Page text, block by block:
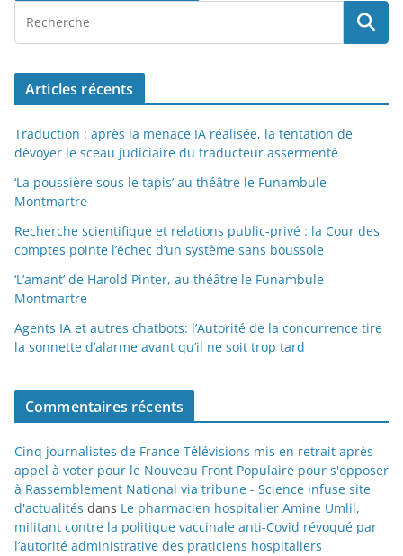
Articles récents
Traduction : après la menace IA réalisée, la tentation de
dévoyer le sceau judiciaire du traducteur assermenté
‘La poussière sous le tapis’ au théâtre le Funambule
Montmartre
Recherche scientifique et relations public-privé : la Cour des
comptes pointe l’échec d’un système sans boussole
‘L’amant’ de Harold Pinter, au théâtre le Funambule
Montmartre
Agents IA et autres chatbots: l’Autorité de la concurrence tire
la sonnette d’alarme avant qu’il ne soit trop tard
Commentaires récents
Cinq journalistes de France Télévisions mis en retrait après
appel à voter pour le Nouveau Front Populaire pour s'opposer
à Rassemblement National via tribune - Science infuse site
d'actualités dans Le pharmacien hospitalier Amine Umlil,
militant contre la politique vaccinale anti-Covid révoqué par
l’autorité administrative des praticiens hospitaliers